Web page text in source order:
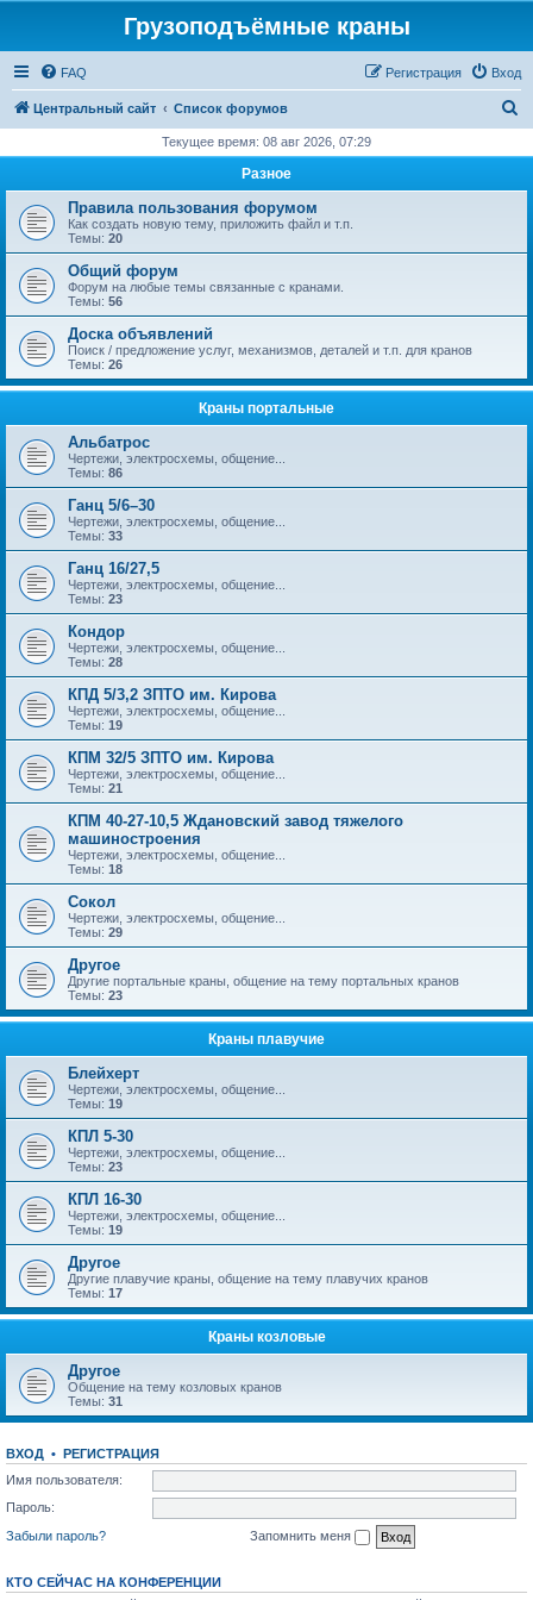
Грузоподъёмные краны
FAQ Вход
Регистрация
Центральный сайт Список форумов
с
Текущее время: 08 авг 2026, 07:29
Разное
Правила пользования форумом
Как создать новую тему, приложить файл и т.п.
Темы: 20
Общий форум
Форум на любые темы связанные с кранами.
Темы: 56
Доска объявлений
Поиск / предложение услуг, механизмов, деталей и т.п. для кранов
Темы: 26
Краны портальные
Альбатрос
Чертежи, электросхемы, общение...
Темы: 86
Ганц 5/6–30
Чертежи, электросхемы, общение...
Темы: 33
Ганц 16/27,5
Чертежи, электросхемы, общение...
Темы: 23
Кондор
Чертежи, электросхемы, общение...
Темы: 28
КПД 5/3,2 ЗПТО им. Кирова
Чертежи, электросхемы, общение...
Темы: 19
КПМ 32/5 ЗПТО им. Кирова
Чертежи, электросхемы, общение...
Темы: 21
КПМ 40-27-10,5 Ждановский завод тяжелого
машиностроения
Чертежи, электросхемы, общение...
Темы: 18
Сокол
Чертежи, электросхемы, общение...
Темы: 29
Другое
Другие портальные краны, общение на тему портальных кранов
Темы: 23
Краны плавучие
Блейхерт
Чертежи, электросхемы, общение...
Темы: 19
КПЛ 5-30
Чертежи, электросхемы, общение...
Темы: 23
КПЛ 16-30
Чертежи, электросхемы, общение...
Темы: 19
Другое
Другие плавучие краны, общение на тему плавучих кранов
Темы: 17
Краны козловые
Другое
Общение на тему козловых кранов
Темы: 31
ВХОД • РЕГИСТРАЦИЯ
Имя пользователя:
Пароль:
Забыли пароль?
Запомнить меня
КТО СЕЙЧАС НА КОНФЕРЕНЦИИ